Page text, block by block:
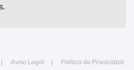
Aviso Legal
Política de Privacidad